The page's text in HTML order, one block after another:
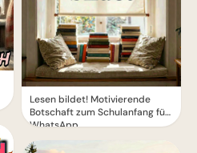
Lesen bildet! Motivierende
Botschaft zum Schulanfang für
WhatsApp